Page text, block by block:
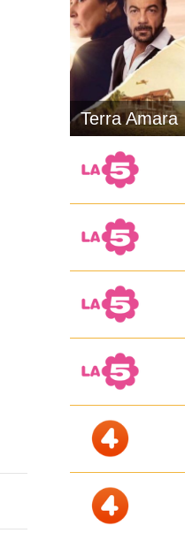
Terra Amara